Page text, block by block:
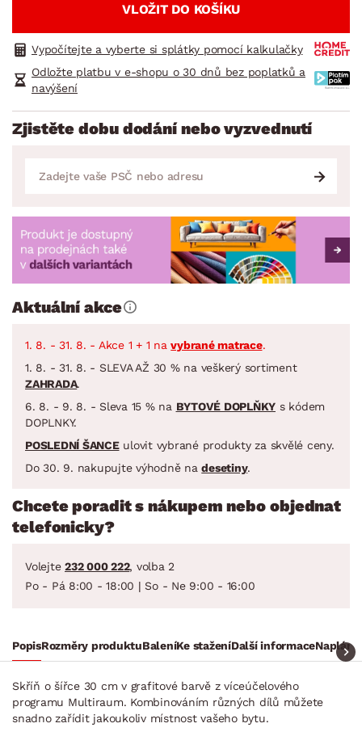
VLOŽIT DO KOŠÍKU
Vypočítejte a vyberte si splátky pomocí kalkulačky
Odložte platbu v e-shopu o 30 dnů bez poplatků a
navýšení
Zjistěte dobu dodání nebo vyzvednutí
Aktuální akce
1. 8. - 31. 8. - Akce 1 + 1 navybrané matrace.
1. 8. - 31. 8. - SLEVA AŽ 30 % na veškerý sortiment
ZAHRADA.
6. 8. - 9. 8. - Sleva 15 % na BYTOVÉ DOPLŇKY s kódem
DOPLNKY.
POSLEDNÍ ŠANCEulovit vybrané produkty za skvělé ceny.
Do 30. 9. nakupujte výhodně nadesetiny.
Chcete poradit s nákupem nebo objednat
telefonicky?
Volejte 232 000 222, volba 2
Po - Pá 8:00 - 18:00 | So - Ne 9:00 - 16:00
PopisRozměry produktuBaleníKe staženíDalší informace
Skříň o šířce 30 cm v grafitové barvě z víceúčelového
programu Multiraum. Kombinováním různých dílů můžete
snadno zařídit jakoukoliv místnost vašeho bytu.